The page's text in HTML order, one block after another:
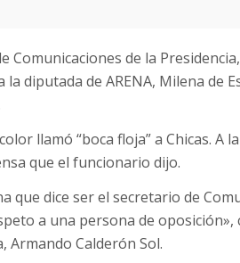
Comunicaciones de la
la diputada de ARENA, Milena de
llamó “boca floja” a Chicas. A
que el funcionario dijo.
que dice ser el secretario de
a una persona de oposición»,
Armando Calderón Sol.